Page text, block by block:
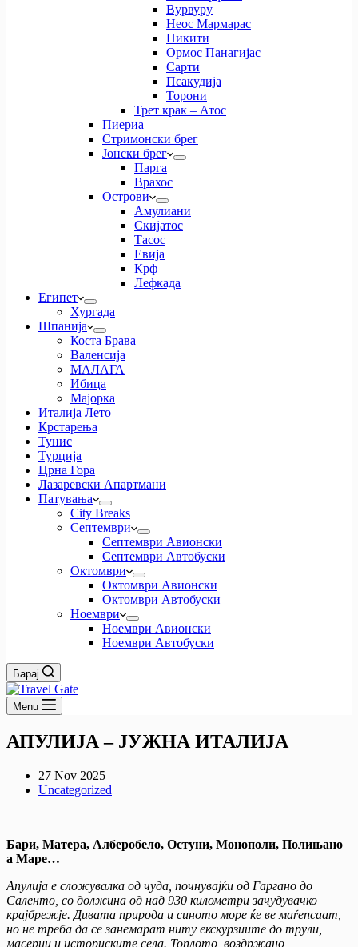
Вурвуру
Неос Мармарас
Никити
Ормос Панагијас
Сарти
Псакудија
Торони
Трет крак – Атос
Пиериа
Стримонски брег
Јонски брег
Парга
Врахос
Острови
Амулиани
Скијатос
Тасос
Евија
Крф
Лефкада
Египет
Хургада
Шпанија
Коста Брава
Валенсија
МАЛАГА
Ибица
Мајорка
Италија Лето
Крстарења
Тунис
Турција
Црна Гора
Лазаревски Апартмани
Патувања
City Breaks
Септември
Септември Авионски
Септември Автобуски
Октомври
Октомври Авионски
Октомври Автобуски
Ноември
Ноември Авионски
Ноември Автобуски
Барај
Menu
АПУЛИЈА – ЈУЖНА ИТАЛИЈА
27 Nov 2025
Uncategorized
Бари, Матера, Алберобело, Остуни, Монополи, Полињано
а Маре…
Апулија е сложувалка од чуда, почнувајќи од Гаргано до
Саленто, со должина од над 930 километри зачудувачко
крајбрежје. Дивата природа и синото море ќе ве маѓепсаат,
но не треба да се занемарат ниту екскурзиите до трули,
масерии и историските села. Топлото, воздржано